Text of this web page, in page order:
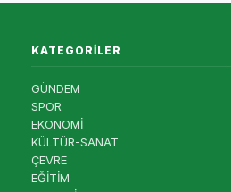
KATEGORILER
GÜNDEM
SPOR
EKONOMİ
KÜLTÜR-SANAT
ÇEVRE
EĞİTİM